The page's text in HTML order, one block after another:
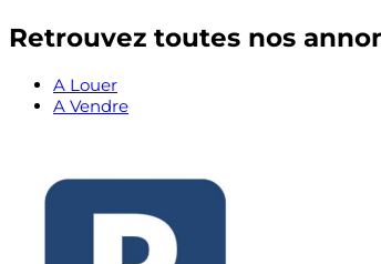
Retrouvez toutes nos
A Louer
A Vendre